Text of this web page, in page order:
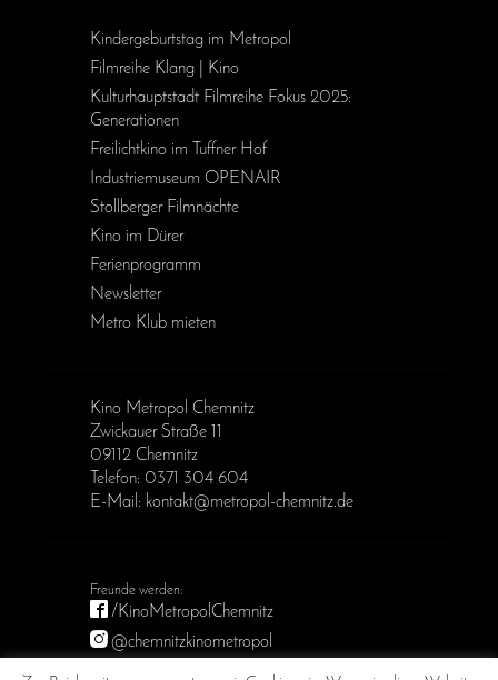
Kinder­geburts­tag im Metropol
Filmreihe Klang | Kino
Kulturhauptstadt Filmreihe Fokus 2025:
Generationen
Freilichtkino im Tuffner Hof
Industriemuseum OPENAIR
Stollberger Filmnächte
Kino im Dürer
Ferienprogramm
Newsletter
Metro Klub mieten
Kino Metropol Chemnitz
Zwickauer Straße 11
09112 Chemnitz
Telefon: 0371 304 604
E-Mail: kontakt@metropol-chemnitz.de
/KinoMetropolChemnitz
@chemnitzkinometropol